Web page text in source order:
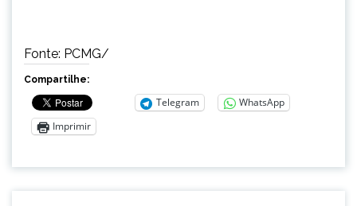
Fonte: PCMG/
Compartilhe:
Telegram
WhatsApp
Imprimir